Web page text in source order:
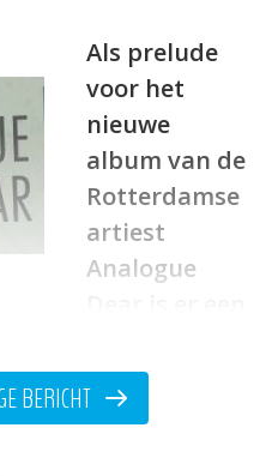
Als prelude
voor het
nieuwe
album van de
Rotterdamse
artiest
Analogue
uit en is
concept dat elk
BERICHT